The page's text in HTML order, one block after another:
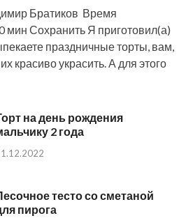
Братиков Время
мин Сохранить Я приготовил(а)
праздничные торты, вам,
красиво украсить. А для этого
на день рождения
2 года
тесто со сметаной
пирога